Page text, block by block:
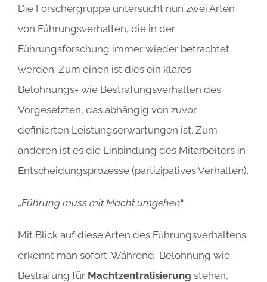
Die Forschergruppe untersucht nun zwei Arten
von Führungsverhalten, die in der
Führungsforschung immer wieder betrachtet
werden: Zum einen ist dies ein klares
Belohnungs- wie Bestrafungsverhalten des
Vorgesetzten, das abhängig von zuvor
definierten Leistungserwartungen ist. Zum
anderen ist es die Einbindung des Mitarbeiters in
Entscheidungsprozesse (partizipatives Verhalten).
„Führung muss mit Macht umgehen“
Mit Blick auf diese Arten des Führungsverhaltens
erkennt man sofort: Während Belohnung wie
Bestrafung für Machtzentralisierung stehen,